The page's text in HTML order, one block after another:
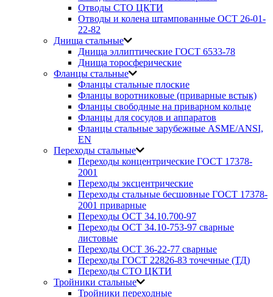
Отводы СТО ЦКТИ
Отводы и колена штампованные ОСТ 26-01-
22-82
Днища стальные
Днища эллиптические ГОСТ 6533-78
Днища торосферические
Фланцы стальные
Фланцы стальные плоские
Фланцы воротниковые (приварные встык)
Фланцы свободные на приварном кольце
Фланцы для сосудов и аппаратов
Фланцы стальные зарубежные ASME/ANSI,
EN
Переходы стальные
Переходы концентрические ГОСТ 17378-
2001
Переходы эксцентрические
Переходы стальные бесшовные ГОСТ 17378-
2001 приварные
Переходы ОСТ 34.10.700-97
Переходы ОСТ 34.10-753-97 сварные
листовые
Переходы ОСТ 36-22-77 сварные
Переходы ГОСТ 22826-83 точечные (ТД)
Переходы СТО ЦКТИ
Тройники стальные
Тройники переходные